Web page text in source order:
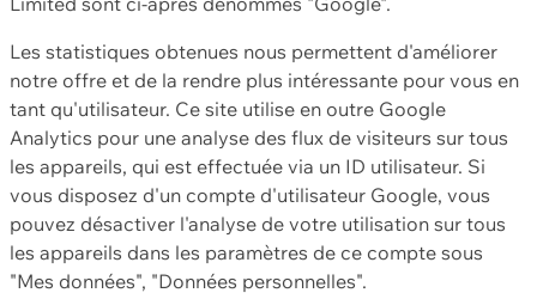
Les statistiques obtenues nous permettent d'améliorer
notre offre et de la rendre plus intéressante pour vous en
tant qu'utilisateur. Ce site utilise en outre Google
Analytics pour une analyse des flux de visiteurs sur tous
les appareils, qui est effectuée via un ID utilisateur. Si
vous disposez d'un compte d'utilisateur Google, vous
pouvez désactiver l'analyse de votre utilisation sur tous
les appareils dans les paramètres de ce compte sous
"Mes données", "Données personnelles".